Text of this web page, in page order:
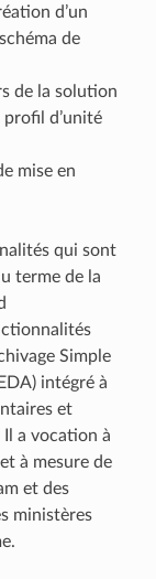
d’un
de
de la solution
profil d’unité
mise en
qui sont
terme de la
Simple
intégré à
et
a vocation à
à mesure de
et des
ministères